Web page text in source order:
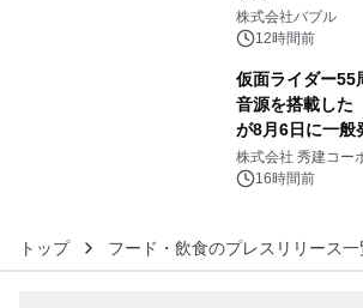
株式会社バブル
12時間前
仮面ライダー55
音源を搭載した
が8月6日に一般
大興奮が今甦る
株式会社 秀建コー
アートギャラリー
16時間前
トップ フード・飲食のプレスリリース一